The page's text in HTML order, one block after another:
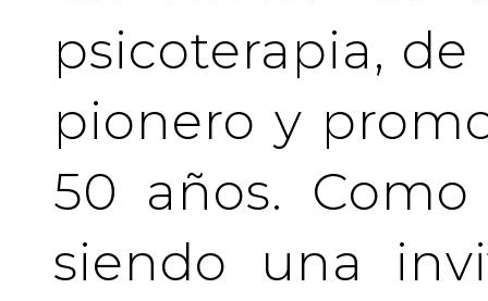
psicoterapia,
pionero y
50 años.
siendo una